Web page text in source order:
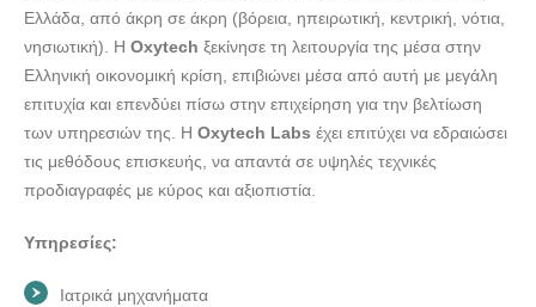
Ελλάδα, από άκρη σε άκρη (βόρεια, ηπειρωτική, κεντρική, νότια,
νησιωτική). Η Oxytech ξεκίνησε τη λειτουργία της μέσα στην
Ελληνική οικονομική κρίση, επιβιώνει μέσα από αυτή με μεγάλη
επιτυχία και επενδύει πίσω στην επιχείρηση για την βελτίωση
των υπηρεσιών της. Η Oxytech Labs έχει επιτύχει να εδραιώσει
τις μεθόδους επισκευής, να απαντά σε υψηλές τεχνικές
προδιαγραφές με κύρος και αξιοπιστία.
Υπηρεσίες:
Ιατρικά μηχανήματα